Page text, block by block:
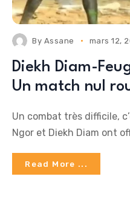
By Assane mars 12,
Diekh Diam-
Un match nul
Un combat très difficile,
Ngor et Diekh Diam ont
Read More ...